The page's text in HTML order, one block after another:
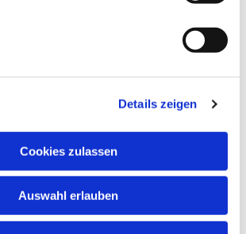
Details zeigen
Cookies zulassen
Auswahl erlauben